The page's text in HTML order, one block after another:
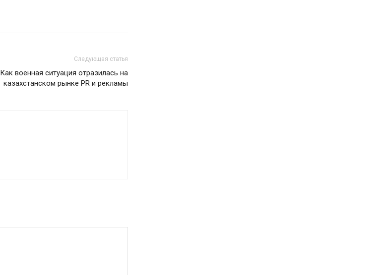
Следующая статья
Как военная ситуация отразилась на
казахстанском рынке PR и рекламы